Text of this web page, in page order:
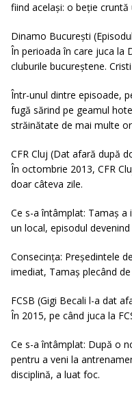
fiind același: o beție
Dinamo București
În perioada în care juca la
cluburile bucureștene.
Într-unul dintre episoade,
fugă sărind pe geamul
străinătate de mai multe
CFR Cluj (Dat afară după
În octombrie 2013, CFR
doar câteva zile.
Ce s-a întâmplat: Tamaș
un local, episodul devenind
Consecința: Președintele
imediat, Tamaș plecând
FCSB (Gigi Becali l-a dat
În 2015, pe când juca la
Ce s-a întâmplat: După o
pentru a veni la
disciplină, a luat foc.